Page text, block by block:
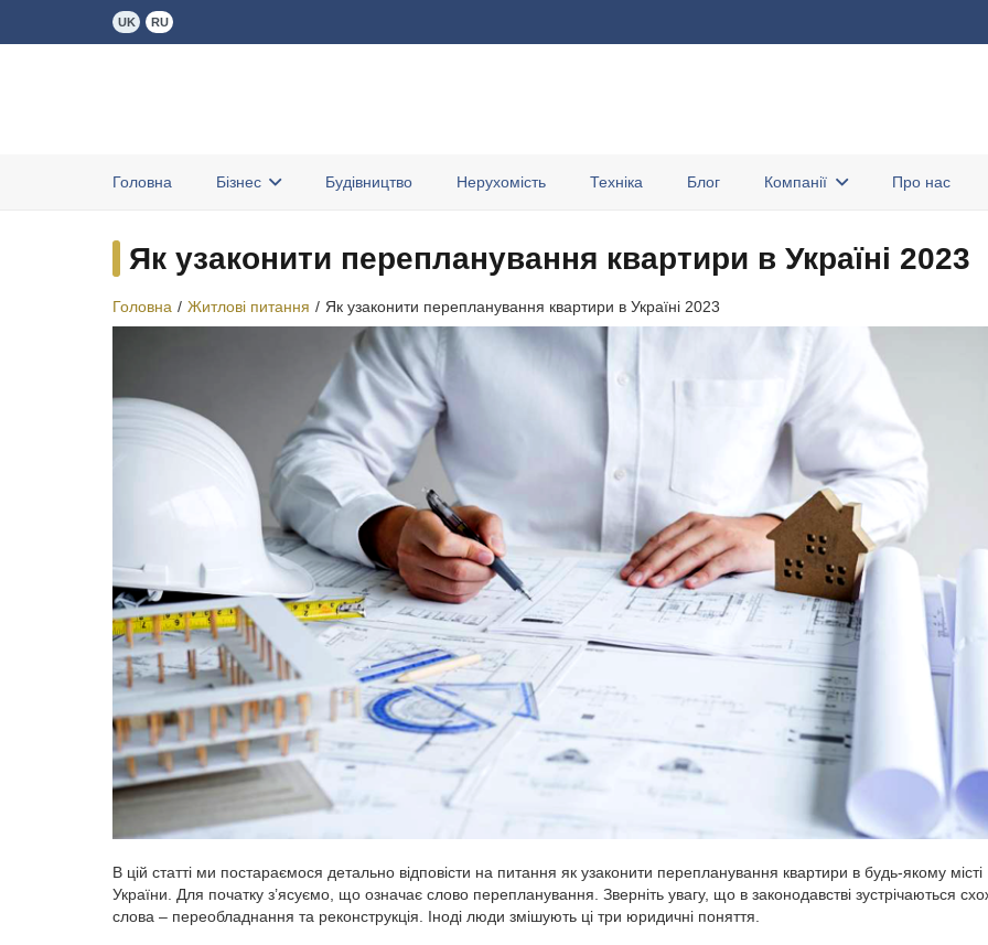
UK RU
Головна Бізнес Будівництво Нерухомість Техніка Блог Компанії Про нас
Як узаконити перепланування квартири в Україні 2023
Головна / Житлові питання / Як узаконити перепланування квартири в Україні 2023
В цій статті ми постараємося детально відповісти на питання як узаконити перепланування квартири в будь-якому місті
України. Для початку з’ясуємо, що означає слово перепланування. Зверніть увагу, що в законодавстві зустрічаються
слова – переобладнання та реконструкція. Іноді люди змішують ці три юридичні поняття.